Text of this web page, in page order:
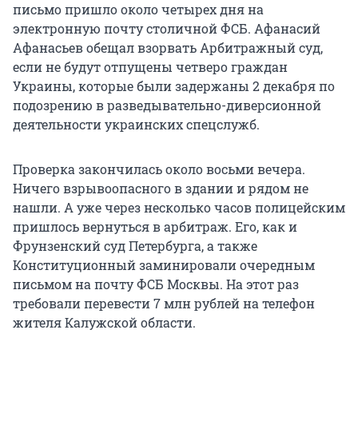
письмо пришло около четырех дня на
электронную почту столичной ФСБ. Афанасий
Афанасьев обещал взорвать Арбитражный суд,
если не будут отпущены четверо граждан
Украины, которые были задержаны 2 декабря по
подозрению в разведывательно-диверсионной
деятельности украинских спецслужб.
Проверка закончилась около восьми вечера.
Ничего взрывоопасного в здании и рядом не
нашли. А уже через несколько часов полицейским
пришлось вернуться в арбитраж. Его, как и
Фрунзенский суд Петербурга, а также
Конституционный заминировали очередным
письмом на почту ФСБ Москвы. На этот раз
требовали перевести 7 млн рублей на телефон
жителя Калужской области.